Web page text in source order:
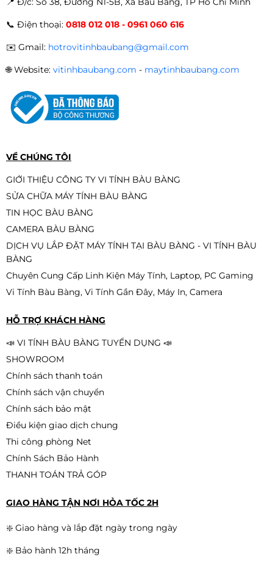
Kết hợp tốt với:
🎮RTX 4070 | RTX 4080 | RTX 4090 | RTX 5000
📦 Tình trạng sản phẩm
✔Hàng mới 100%
✔Bảo hành theo shop
📞 Điện thoại: 0818 012 018 - 0961 060 616
✉️ Gmail: hotrovitinhbaubang@gmail.com
🌐Website: vitinhbaubang.com - maytinhbaubang.com
VỀ CHÚNG TÔI
GIỚI THIỆU CÔNG TY VI TÍNH BÀU BÀNG
SỬA CHỮA MÁY TÍNH BÀU BÀNG
TIN HỌC BÀU BÀNG
CAMERA BÀU BÀNG
DỊCH VỤ LẮP ĐẶT MÁY TÍNH TẠI BÀU BÀNG - VI TÍNH BÀU
BÀNG
Chuyên Cung Cấp Linh Kiện Máy Tính, Laptop, PC Gaming
Vi Tính Bàu Bàng, Vi Tính Gần Đây, Máy In, Camera
HỖ TRỢ KHÁCH HÀNG
📣 VI TÍNH BÀU BÀNG TUYỂN DỤNG 📣
SHOWROOM
Chính sách thanh toán
Chính sách vận chuyển
Chính sách bảo mật
Điều kiện giao dịch chung
Thi công phòng Net
Chính Sách Bảo Hành
THANH TOÁN TRẢ GÓP
GIAO HÀNG TẬN NƠI HỎA TỐC 2H
❇️ Giao hàng và lắp đặt ngày trong ngày
❇️ Bảo hành 12h tháng